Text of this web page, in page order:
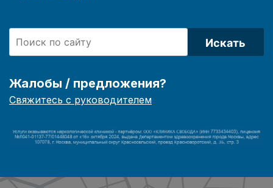
Искать
Жалобы / предложения?
Свяжитесь с руководителем